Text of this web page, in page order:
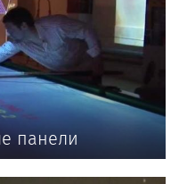
панели